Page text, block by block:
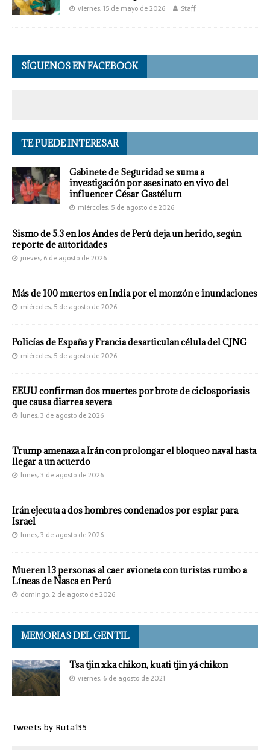
viernes, 15 de mayo de 2026 Staff
SÍGUENOS EN FACEBOOK
TE PUEDE INTERESAR
Gabinete de Seguridad se suma a
investigación por asesinato en vivo del
influencer César Gastélum
miércoles, 5 de agosto de 2026
Sismo de 5.3 en los Andes de Perú deja un herido, según
reporte de autoridades
jueves, 6 de agosto de 2026
Más de 100 muertos en India por el monzón e inundaciones
miércoles, 5 de agosto de 2026
Policías de España y Francia desarticulan célula del CJNG
miércoles, 5 de agosto de 2026
EEUU confirman dos muertes por brote de ciclosporiasis
que causa diarrea severa
lunes, 3 de agosto de 2026
Trump amenaza a Irán con prolongar el bloqueo naval hasta
llegar a un acuerdo
lunes, 3 de agosto de 2026
Irán ejecuta a dos hombres condenados por espiar para
Israel
lunes, 3 de agosto de 2026
Mueren 13 personas al caer avioneta con turistas rumbo a
Líneas de Nasca en Perú
domingo, 2 de agosto de 2026
MEMORIAS DEL GENTIL
Tsa tjin xka chikon, kuati tjin yá chikon
viernes, 6 de agosto de 2021
Tweets by Ruta135